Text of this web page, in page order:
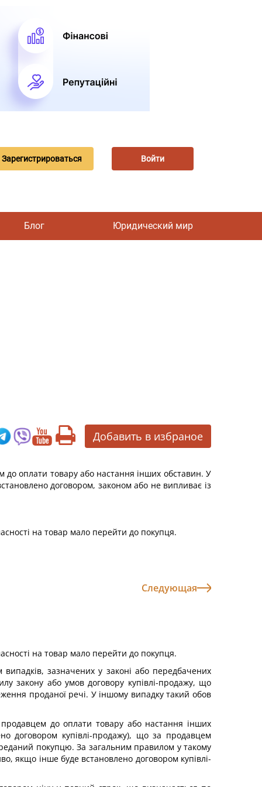
Зарегистрироваться Войти
Блог Юридический мир
Добавить в избраное
до оплати товару або настання інших обставин. У
договором, законом або не випливає із
на товар мало перейти до покупця.
Следующая
на товар мало перейти до покупця.
зазначених у законі або передбачених
закону або умов договору купівлі-продажу, що
проданої речі. У іншому випадку такий обов
до оплати товару або настання інших
договором купівлі-продажу), що за продавцем
покупцю. За загальним правилом у такому
якщо інше буде встановлено договором купівлі-